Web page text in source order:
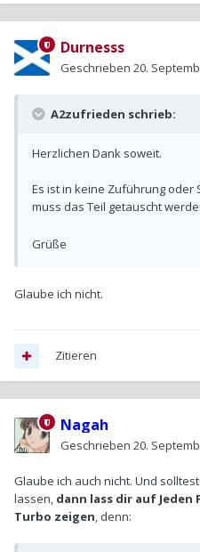
Durnesss
Geschrieben 20.
A2zufrieden schrieb:
Herzlichen Dank soweit.
Es ist in keine Zuführung oder
muss das Teil getauscht
Grüße
Glaube ich nicht.
Zitieren
Nagah
Geschrieben 20.
Glaube ich auch nicht. Und
lassen, dann lass dir auf
Turbo zeigen, denn: